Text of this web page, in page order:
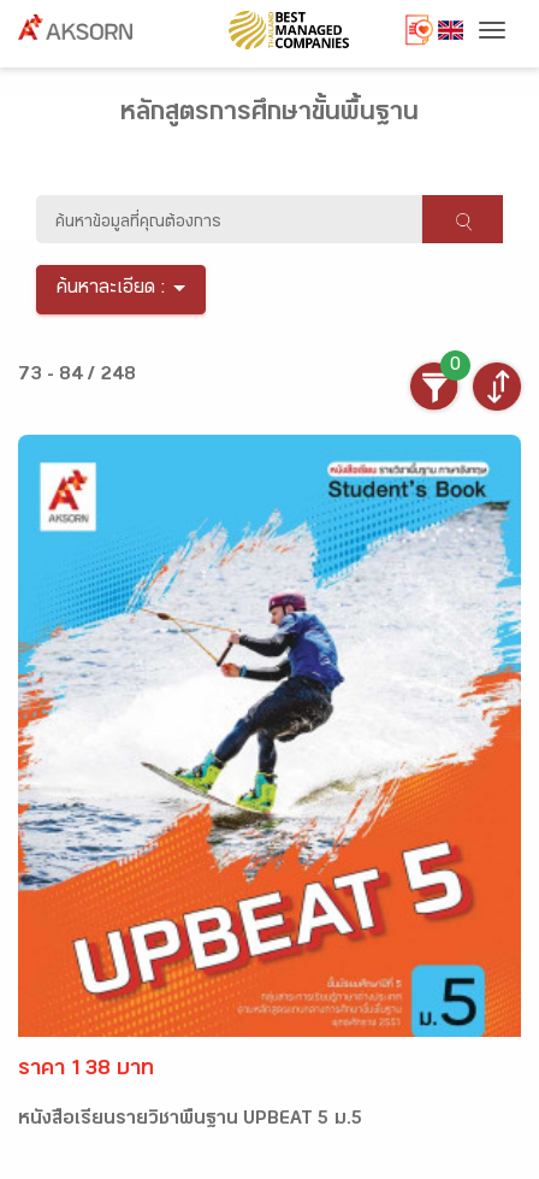
หลักสูตรการศึกษาขั้นพื้นฐาน
ค้นหาละเอียด :
73 - 84 / 248
0
ราคา 138 บาท
หนังสือเรียนรายวิชาพื้นฐาน UPBEAT 5 ม.5